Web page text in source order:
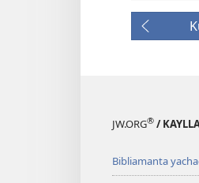
JW.ORG® /
Bibliamanta